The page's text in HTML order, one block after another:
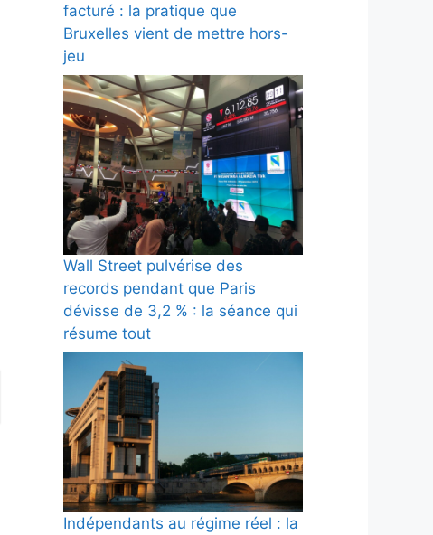
facturé : la pratique que
Bruxelles vient de mettre hors-
jeu
Wall Street pulvérise des
records pendant que Paris
dévisse de 3,2 % : la séance qui
résume tout
Indépendants au régime réel : la